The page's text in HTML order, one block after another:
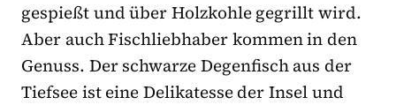
gespießt und über Holzkohle gegrillt wird.
Aber auch Fischliebhaber kommen in den
Genuss. Der schwarze Degenfisch aus der
Tiefsee ist eine Delikatesse der Insel und